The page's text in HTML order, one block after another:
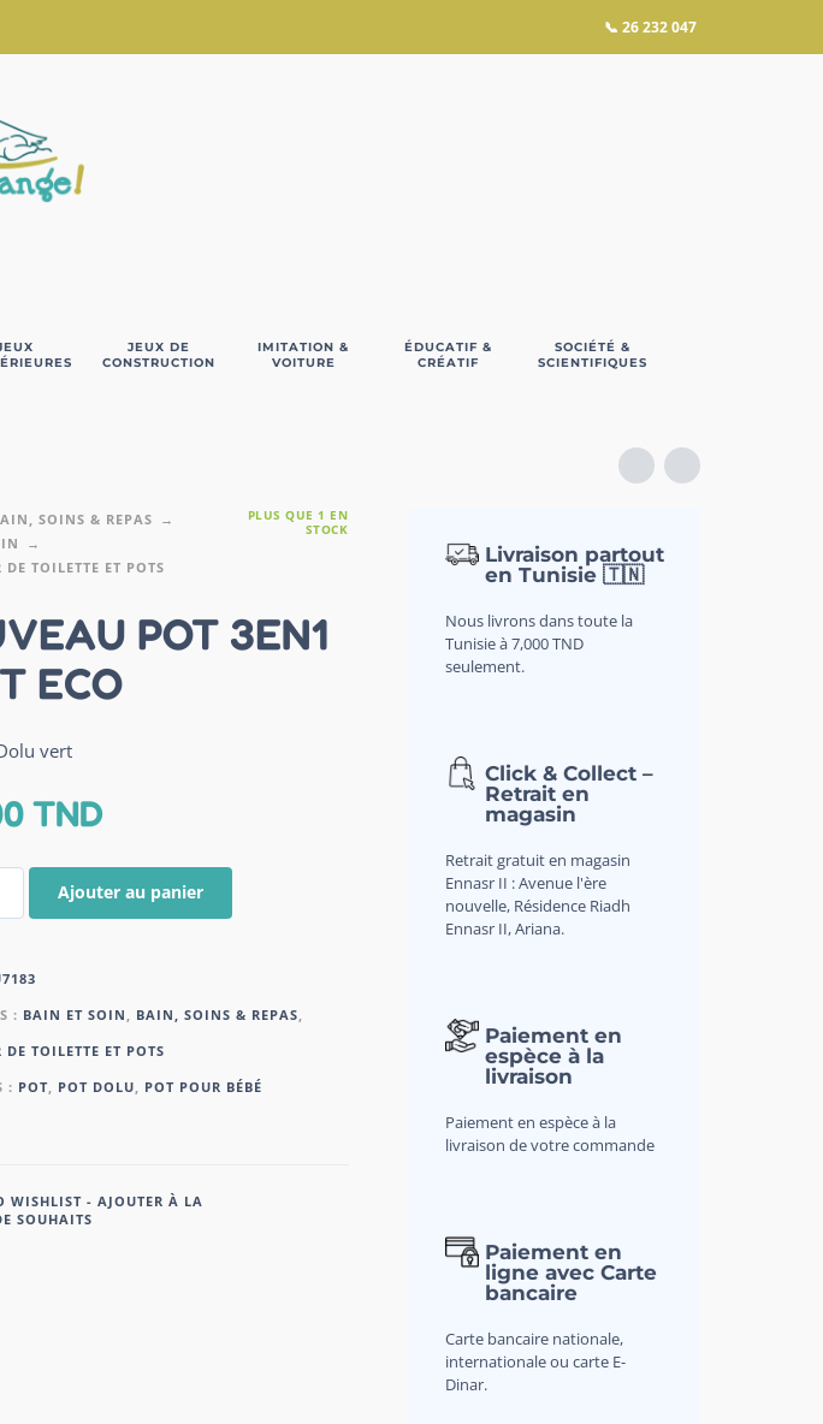
📞 26 232 047
JEUX DE
CONSTRUCTION
IMITATION &
VOITURE
ÉDUCATIF &
CRÉATIF
SOCIÉTÉ &
SCIENTIFIQUES
SOINS & REPAS
DE TOILETTE ET POTS
PLUS QUE 1 EN
STOCK
POT 3EN1
ECO
vert
TND
Ajouter au panier
: BAIN ET SOIN , BAIN, SOINS & REPAS,
DE TOILETTE ET POTS
: POT, POT DOLU, POT POUR BÉBÉ
WISHLIST - AJOUTER À LA
SOUHAITS
Livraison partout
en Tunisie 🇹🇳
Nous livrons dans toute la
Tunisie à 7,000 TND
seulement.
Click & Collect –
Retrait en
magasin
Retrait gratuit en magasin
Ennasr II : Avenue l'ère
nouvelle, Résidence Riadh
Ennasr II, Ariana.
Paiement en
espèce à la
livraison
Paiement en espèce à la
livraison de votre commande
Paiement en
ligne avec Carte
bancaire
Carte bancaire nationale,
internationale ou carte E-
Dinar.